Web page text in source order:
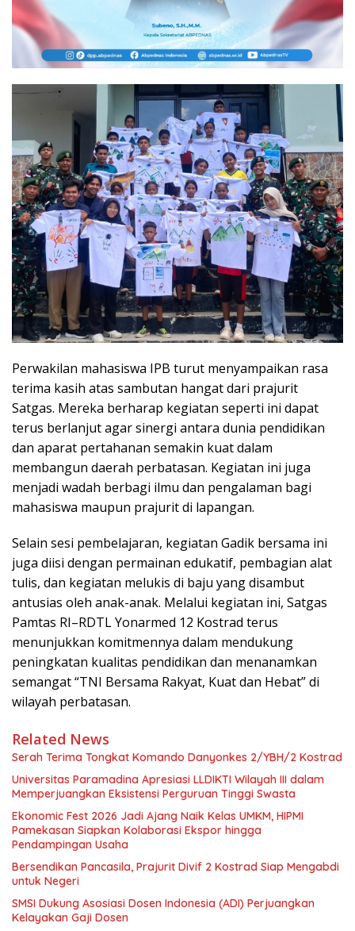
Perwakilan mahasiswa IPB turut menyampaikan rasa
terima kasih atas sambutan hangat dari prajurit
Satgas. Mereka berharap kegiatan seperti ini dapat
terus berlanjut agar sinergi antara dunia pendidikan
dan aparat pertahanan semakin kuat dalam
membangun daerah perbatasan. Kegiatan ini juga
menjadi wadah berbagi ilmu dan pengalaman bagi
mahasiswa maupun prajurit di lapangan.
Selain sesi pembelajaran, kegiatan Gadik bersama ini
juga diisi dengan permainan edukatif, pembagian alat
tulis, dan kegiatan melukis di baju yang disambut
antusias oleh anak-anak. Melalui kegiatan ini, Satgas
Pamtas RI–RDTL Yonarmed 12 Kostrad terus
menunjukkan komitmennya dalam mendukung
peningkatan kualitas pendidikan dan menanamkan
semangat “TNI Bersama Rakyat, Kuat dan Hebat” di
wilayah perbatasan.
Related News
Serah Terima Tongkat Komando Danyonkes 2/YBH/2 Kostrad
Universitas Paramadina Apresiasi LLDIKTI Wilayah III dalam
Memperjuangkan Eksistensi Perguruan Tinggi Swasta
Ekonomic Fest 2026 Jadi Ajang Naik Kelas UMKM, HIPMI
Pamekasan Siapkan Kolaborasi Ekspor hingga
Pendampingan Usaha
Bersendikan Pancasila, Prajurit Divif 2 Kostrad Siap Mengabdi
untuk Negeri
SMSI Dukung Asosiasi Dosen Indonesia (ADI) Perjuangkan
Kelayakan Gaji Dosen